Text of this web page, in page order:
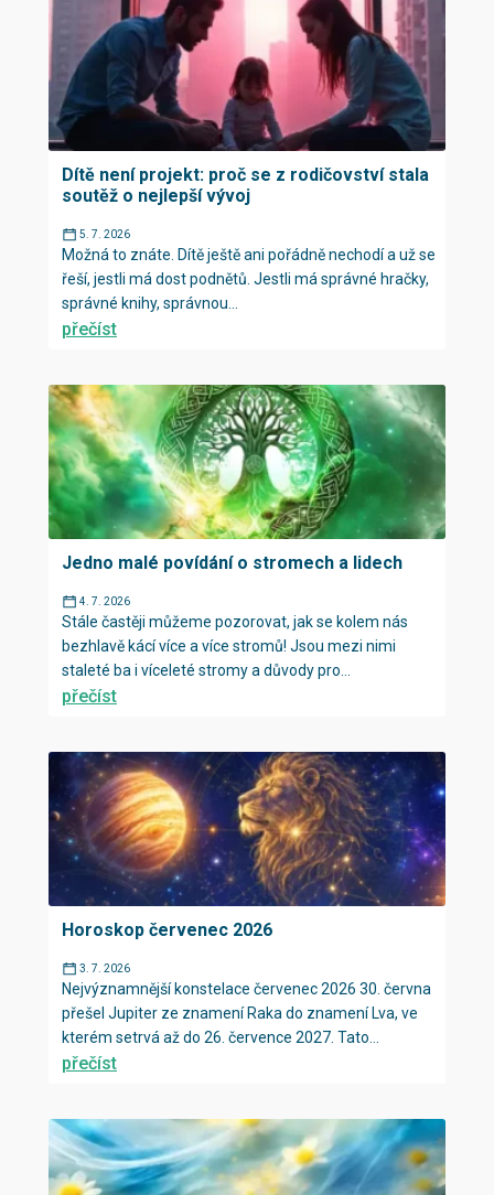
Dítě není projekt: proč se z rodičovství stala
soutěž o nejlepší vývoj
5. 7. 2026
Možná to znáte. Dítě ještě ani pořádně nechodí a už se
řeší, jestli má dost podnětů. Jestli má správné hračky,
správné knihy, správnou...
přečíst
Jedno malé povídání o stromech a lidech
4. 7. 2026
Stále častěji můžeme pozorovat, jak se kolem nás
bezhlavě kácí více a více stromů! Jsou mezi nimi
staleté ba i víceleté stromy a důvody pro...
přečíst
Horoskop červenec 2026
3. 7. 2026
Nejvýznamnější konstelace červenec 2026 30. června
přešel Jupiter ze znamení Raka do znamení Lva, ve
kterém setrvá až do 26. července 2027. Tato...
přečíst